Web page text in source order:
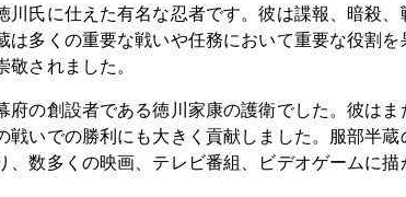
川氏に仕えた有名な忍者です。彼は諜報、暗殺、
は多くの重要な戦いや任務において重要な役割を
されました。
府の創設者である徳川家康の護衛でした。彼は
戦いでの勝利にも大きく貢献しました。服部半
数多くの映画、テレビ番組、ビデオゲームに描